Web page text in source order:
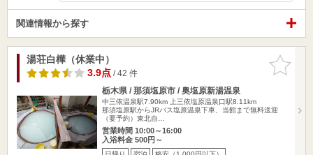
関連情報から探す
お気に入
りに追加
湯荘白樺（休業中）
3.9点/ 42 件
栃木県 / 那須塩原市 / 奥塩原新湯温泉
中三依温泉駅7.90km
上三依塩原温泉口駅8.11km
那須塩原駅からJRバス塩原温泉下車、当館まで無料送迎
（要予約）東北自…
営業時間 10:00～16:00
入浴料金 500円～